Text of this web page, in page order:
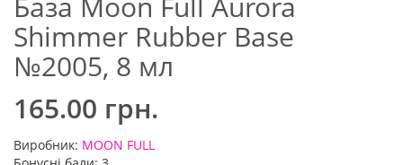
Shimmer Rubber Base
№2005, 8 мл
165.00 грн.
Виробник: MOON FULL